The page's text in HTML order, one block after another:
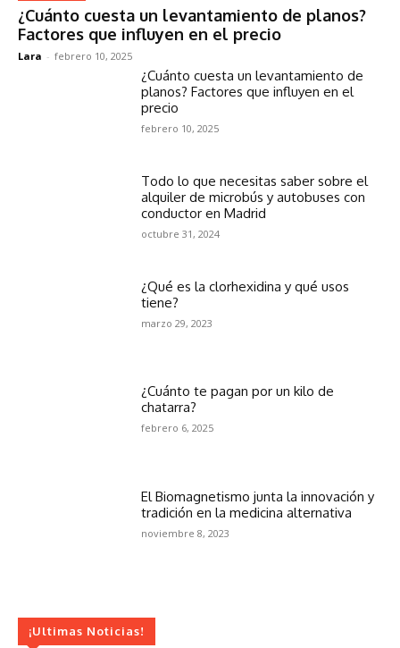
¿Cuánto cuesta un levantamiento de planos?
Factores que influyen en el precio
Lara - febrero 10, 2025
¿Cuánto cuesta un levantamiento de
planos? Factores que influyen en el
precio
febrero 10, 2025
Todo lo que necesitas saber sobre el
alquiler de microbús y autobuses con
conductor en Madrid
octubre 31, 2024
¿Qué es la clorhexidina y qué usos
tiene?
marzo 29, 2023
¿Cuánto te pagan por un kilo de
chatarra?
febrero 6, 2025
El Biomagnetismo junta la innovación y
tradición en la medicina alternativa
noviembre 8, 2023
¡Ultimas Noticias!